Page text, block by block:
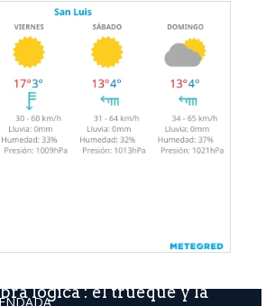
lógica : él trueque y la